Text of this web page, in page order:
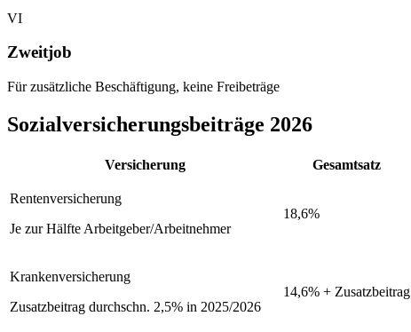
VI
Zweitjob
Für zusätzliche Beschäftigung, keine Freibeträge
Sozialversicherungsbeiträge 2026
Versicherung Gesamtsatz
Rentenversicherung
Je zur Hälfte Arbeitgeber/Arbeitnehmer
18,6%
Krankenversicherung
Zusatzbeitrag durchschn. 2,5% in 2025/2026
14,6% + Zusatzbeitrag